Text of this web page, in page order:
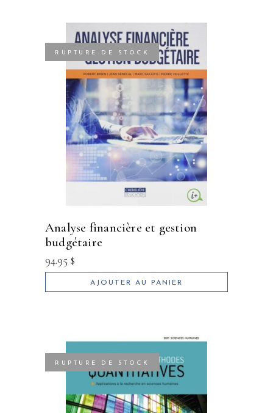
RUPTURE DE STOCK
analyse financière et gestion
budgétaire
94.95 $
AJOUTER AU PANIER
RUPTURE DE STOCK